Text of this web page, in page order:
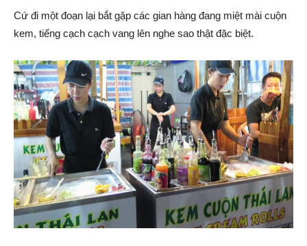
Cứ đi một đoạn lại bắt gặp các gian hàng đang miệt mài cuộn
kem, tiếng cạch cạch vang lên nghe sao thật đặc biệt.